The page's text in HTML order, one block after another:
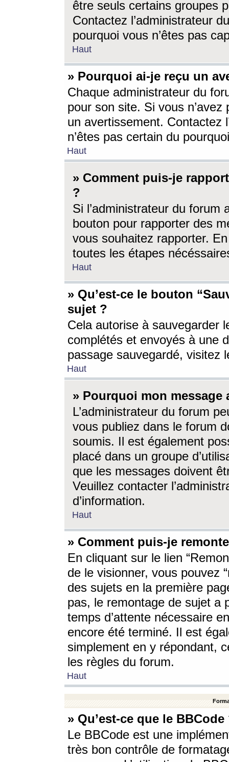
être seuls certains groupes
Contactez l’administrateur
pourquoi vous n’êtes pas
Haut
» Pourquoi ai-je reçu un
Chaque administrateur du
pour son site. Si vous
un avertissement. Contactez
n’êtes pas certain du
Haut
» Comment puis-je
?
Si l’administrateur du forum
bouton pour rapporter des
vous souhaitez rapporter.
toutes les étapes
Haut
» Qu’est-ce le bouton
sujet ?
Cela autorise à sauvegarder
complétés et envoyés à une
passage sauvegardé, visitez
Haut
» Pourquoi mon message
L’administrateur du forum
vous publiez dans le forum
soumis. Il est également
placé dans un groupe
que les messages doivent
Veuillez contacter
d’information.
Haut
» Comment puis-je
En cliquant sur le lien
de le visionner, vous pouvez
des sujets en la première
pas, le remontage de sujet a
temps d’attente nécessaire
encore été terminé. Il est
simplement en y répondant,
les règles du forum.
Haut
» Qu’est-ce que le BBCode
Le BBCode est une
très bon contrôle de